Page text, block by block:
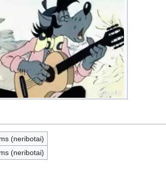
(neribotai)
(neribotai)